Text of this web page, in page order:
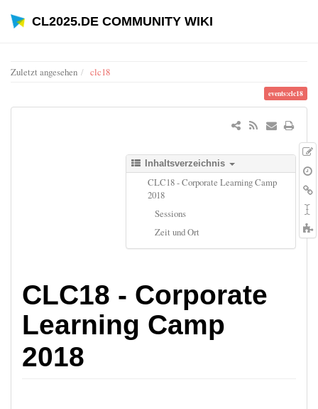
CL2025.DE COMMUNITY WIKI
Zuletzt angesehen clc18
events:clc18
Inhaltsverzeichnis
CLC18 - Corporate Learning Camp
2018
Sessions
Zeit und Ort
CLC18 - Corporate
Learning Camp
2018